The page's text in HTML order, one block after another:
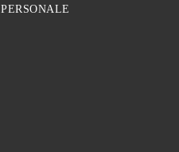
PERSONALE